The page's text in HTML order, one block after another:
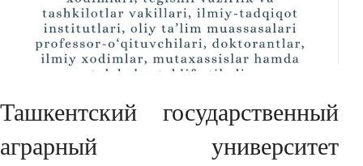
Ташкентский государственный
аграрный университет